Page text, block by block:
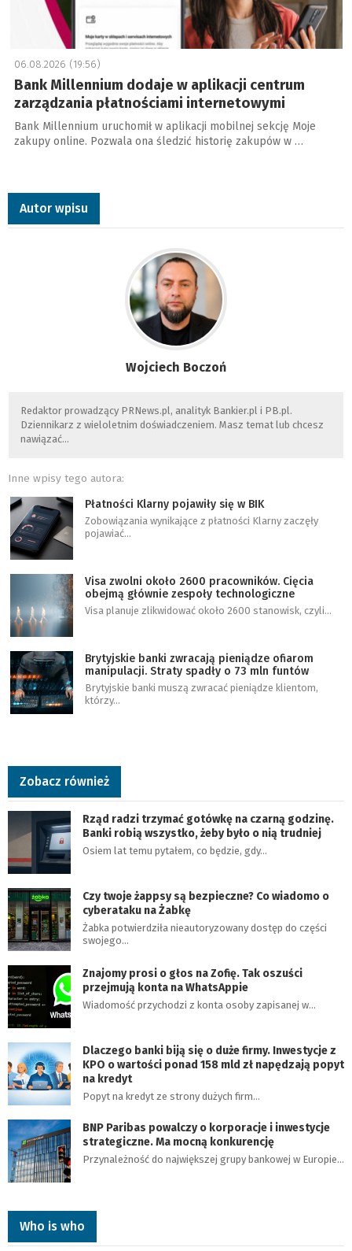
06.08.2026 (19:56)
Bank Millennium dodaje w aplikacji centrum
zarządzania płatnościami internetowymi
Bank Millennium uruchomił w aplikacji mobilnej sekcję Moje
zakupy online. Pozwala ona śledzić historię zakupów w …
Autor wpisu
Wojciech Boczoń
Redaktor prowadzący PRNews.pl, analityk Bankier.pl i PB.pl.
Dziennikarz z wieloletnim doświadczeniem. Masz temat lub chcesz
nawiązać…
Inne wpisy tego autora:
Płatności Klarny pojawiły się w BIK
Zobowiązania wynikające z płatności Klarny zaczęły
pojawiać…
Visa zwolni około 2600 pracowników. Cięcia
obejmą głównie zespoły technologiczne
Visa planuje zlikwidować około 2600 stanowisk, czyli…
Brytyjskie banki zwracają pieniądze ofiarom
manipulacji. Straty spadły o 73 mln funtów
Brytyjskie banki muszą zwracać pieniądze klientom,
którzy…
Zobacz również
Rząd radzi trzymać gotówkę na czarną godzinę.
Banki robią wszystko, żeby było o nią trudniej
Osiem lat temu pytałem, co będzie, gdy…
Czy twoje żappsy są bezpieczne? Co wiadomo o
cyberataku na Żabkę
Żabka potwierdziła nieautoryzowany dostęp do części
swojego…
Znajomy prosi o głos na Zofię. Tak oszuści
przejmują konta na WhatsAppie
Wiadomość przychodzi z konta osoby zapisanej w…
Dlaczego banki biją się o duże firmy. Inwestycje z
KPO o wartości ponad 158 mld zł napędzają popyt
na kredyt
Popyt na kredyt ze strony dużych firm…
BNP Paribas powalczy o korporacje i inwestycje
strategiczne. Ma mocną konkurencję
Przynależność do największej grupy bankowej w Europie…
Who is who